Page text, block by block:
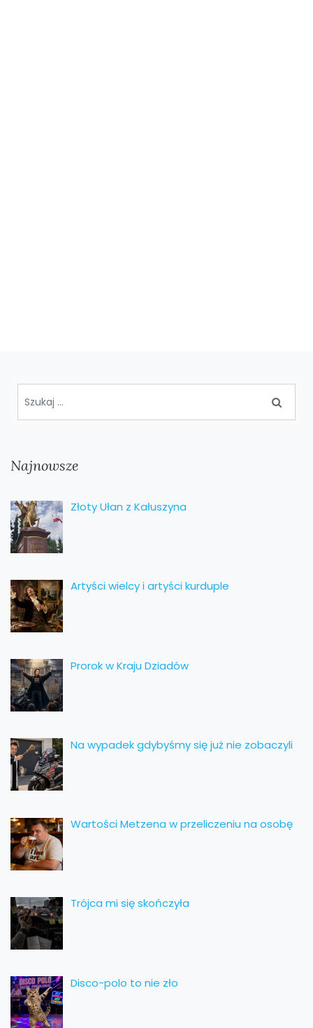
Najnowsze
Złoty Ułan z Kałuszyna
Artyści wielcy i artyści kurduple
Prorok w Kraju Dziadów
Na wypadek gdybyśmy się już nie zobaczyli
Wartości Metzena w przeliczeniu na osobę
Trójca mi się skończyła
Disco-polo to nie zło